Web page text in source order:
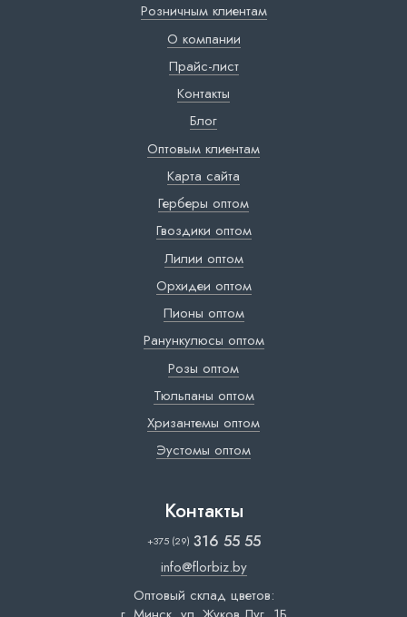
Розничным клиентам
О компании
Прайс-лист
Контакты
Блог
Оптовым клиентам
Карта сайта
Герберы оптом
Гвоздики оптом
Лилии оптом
Орхидеи оптом
Пионы оптом
Ранункулюсы оптом
Розы оптом
Тюльпаны оптом
Хризантемы оптом
Эустомы оптом
Контакты
+375 (29) 316 55 55
info@florbiz.by
Оптовый склад цветов: